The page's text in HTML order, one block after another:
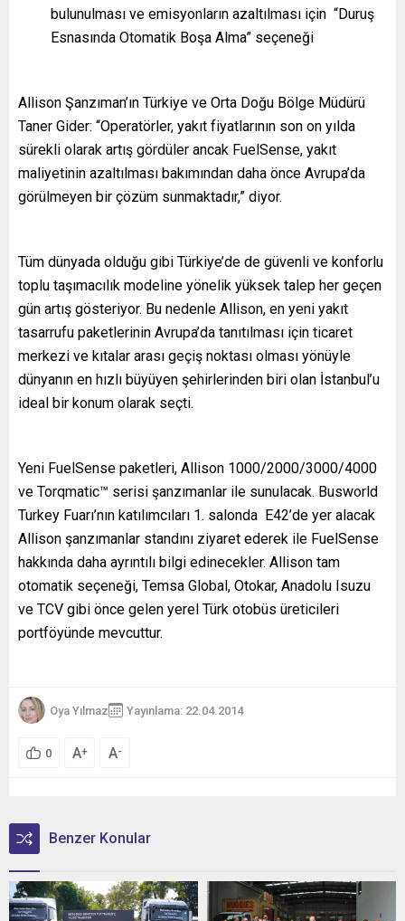
bulunulması ve emisyonların azaltılması için “Duruş
Esnasında Otomatik Boşa Alma” seçeneği
Allison Şanzıman’ın Türkiye ve Orta Doğu Bölge Müdürü
Taner Gider: “Operatörler, yakıt fiyatlarının son on yılda
sürekli olarak artış gördüler ancak FuelSense, yakıt
maliyetinin azaltılması bakımından daha önce Avrupa’da
görülmeyen bir çözüm sunmaktadır,” diyor.
Tüm dünyada olduğu gibi Türkiye’de de güvenli ve konforlu
toplu taşımacılık modeline yönelik yüksek talep her geçen
gün artış gösteriyor. Bu nedenle Allison, en yeni yakıt
tasarrufu paketlerinin Avrupa’da tanıtılması için ticaret
merkezi ve kıtalar arası geçiş noktası olması yönüyle
dünyanın en hızlı büyüyen şehirlerinden biri olan İstanbul’u
ideal bir konum olarak seçti.
Yeni FuelSense paketleri, Allison 1000/2000/3000/4000
ve Torqmatic™ serisi şanzımanlar ile sunulacak. Busworld
Turkey Fuarı’nın katılımcıları 1. salonda E42’de yer alacak
Allison şanzımanlar standını ziyaret ederek ile FuelSense
hakkında daha ayrıntılı bilgi edinecekler. Allison tam
otomatik seçeneği, Temsa Global, Otokar, Anadolu Isuzu
ve TCV gibi önce gelen yerel Türk otobüs üreticileri
portföyünde mevcuttur.
Oya Yılmaz Yayınlama: 22.04.2014
0 A+ A-
Benzer Konular